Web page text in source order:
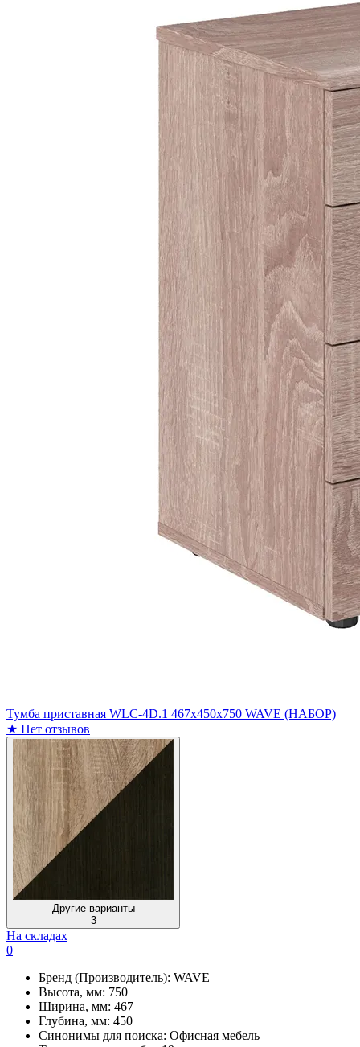
Тумба приставная WLC-4D.1 467х450х750 WAVE (НАБОР)
★ Нет отзывов
Другие варианты
3
На складах
0
Бренд (Производитель): WAVE
Высота, мм: 750
Ширина, мм: 467
Глубина, мм: 450
Синонимы для поиска: Офисная мебель